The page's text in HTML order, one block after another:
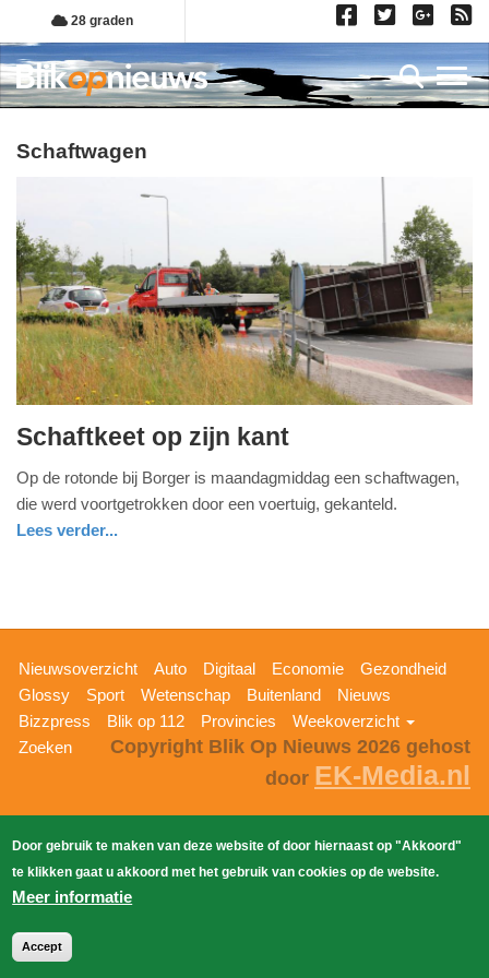
Overslaan
en
naar
de
gaan
28 graden
schaftwagen
4.
juni
2019
09-
04-
2025
09:10
Schaftkeet op zijn kant
Op de rotonde bij Borger is maandagmiddag een schaftwagen,
die werd voortgetrokken door een voertuig, gekanteld.
Lees verder...
Hoofdnavigatie
Nieuwsoverzicht Auto Digitaal Economie
Gezondheid
Glossy
Sport Wetenschap Buitenland
Nieuws
Bizzpress
Blik op 112 Provincies
Weekoverzicht
Zoeken
Copyright Blik Op Nieuws 2026 gehost
door EK-Media.nl
Door gebruik te maken van deze website of door hiernaast op "Akkoord"
te klikken gaat u akkoord met het gebruik van cookies op de website.
Meer informatie
Accept